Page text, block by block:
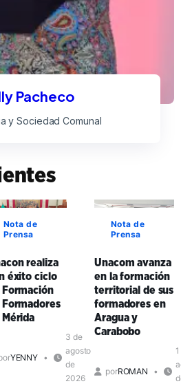
Pacheco
y Sociedad Comunal
Nota de
Prensa
realiza
éxito ciclo
Formación
Formadores
YENNY
3 de
agosto
de
2026
Nota de
Prensa
Unacom avanza
en la formación
territorial de sus
formadores en
Aragua y
Carabobo
porROMAN